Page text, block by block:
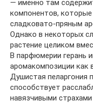
— именно там
компонентов,
сладковато-пряным
Однако в некоторых
растение целиком
В парфюмерии герань
аромакомпозиции как
Душистая пеларгония
способствует
навязчивыми